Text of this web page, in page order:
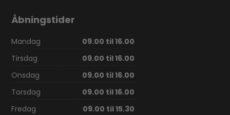
Åbningstider
Mandag
09.00 til 16.00
Tirsdag
09.00 til 16.00
Onsdag
09.00 til 16.00
Torsdag
09.00 til 16.00
Fredag
09.00 til 15.30